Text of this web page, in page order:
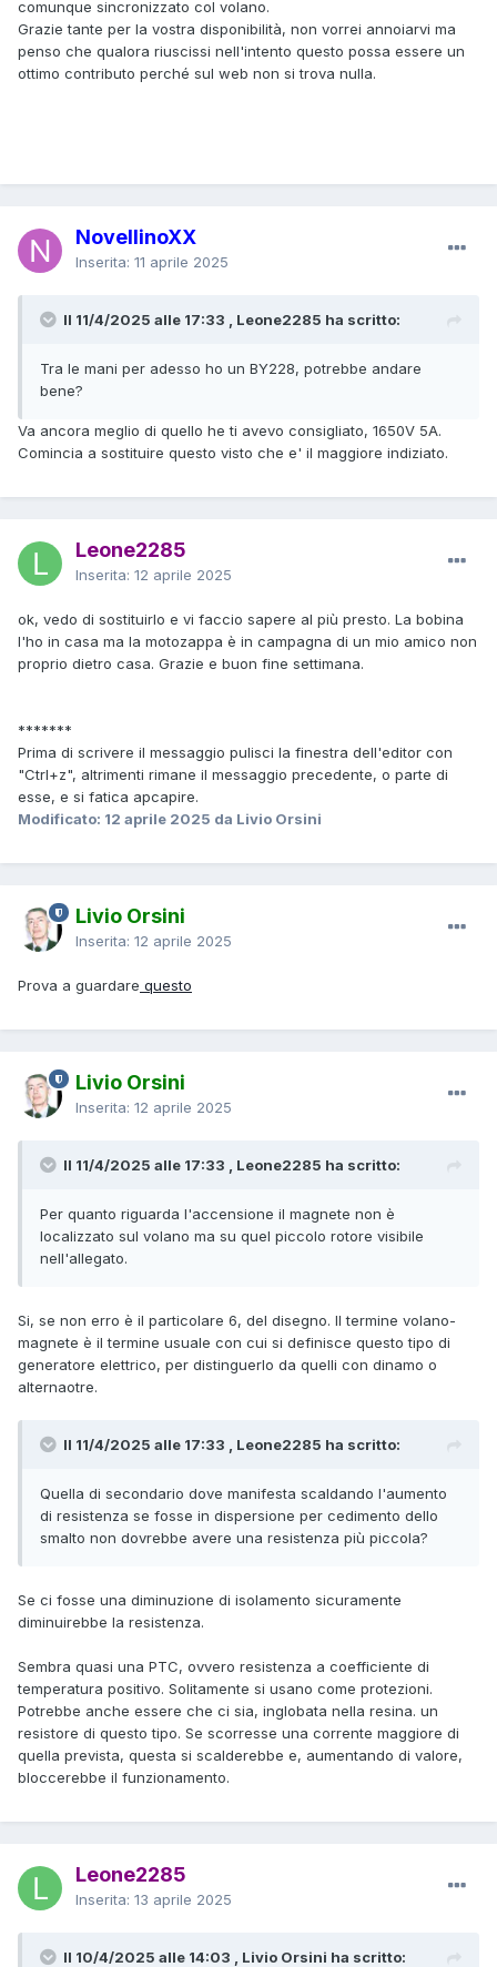
comunque sincronizzato col volano.
Grazie tante per la vostra disponibilità, non vorrei annoiarvi ma
penso che qualora riuscissi nell'intento questo possa essere un
ottimo contributo perché sul web non si trova nulla.
NovellinoXX
Inserita: 11 aprile 2025
Il 11/4/2025 alle 17:33 , Leone2285 ha scritto:
Tra le mani per adesso ho un BY228, potrebbe andare
bene?
Va ancora meglio di quello he ti avevo consigliato, 1650V 5A.
Comincia a sostituire questo visto che e' il maggiore indiziato.
Leone2285
Inserita: 12 aprile 2025
ok, vedo di sostituirlo e vi faccio sapere al più presto. La bobina
l'ho in casa ma la motozappa è in campagna di un mio amico non
proprio dietro casa. Grazie e buon fine settimana.
*******
Prima di scrivere il messaggio pulisci la finestra dell'editor con
"Ctrl+z", altrimenti rimane il messaggio precedente, o parte di
esse, e si fatica apcapire.
Modificato: 12 aprile 2025 da Livio Orsini
Livio Orsini
Inserita: 12 aprile 2025
Prova a guardare questo
Livio Orsini
Inserita: 12 aprile 2025
Il 11/4/2025 alle 17:33 , Leone2285 ha scritto:
Per quanto riguarda l'accensione il magnete non è
localizzato sul volano ma su quel piccolo rotore visibile
nell'allegato.
Si, se non erro è il particolare 6, del disegno. Il termine volano-
magnete è il termine usuale con cui si definisce questo tipo di
generatore elettrico, per distinguerlo da quelli con dinamo o
alternaotre.
Il 11/4/2025 alle 17:33 , Leone2285 ha scritto:
Quella di secondario dove manifesta scaldando l'aumento
di resistenza se fosse in dispersione per cedimento dello
smalto non dovrebbe avere una resistenza più piccola?
Se ci fosse una diminuzione di isolamento sicuramente
diminuirebbe la resistenza.
Sembra quasi una PTC, ovvero resistenza a coefficiente di
temperatura positivo. Solitamente si usano come protezioni.
Potrebbe anche essere che ci sia, inglobata nella resina. un
resistore di questo tipo. Se scorresse una corrente maggiore di
quella prevista, questa si scalderebbe e, aumentando di valore,
bloccerebbe il funzionamento.
Leone2285
Inserita: 13 aprile 2025
Il 10/4/2025 alle 14:03 , Livio Orsini ha scritto: